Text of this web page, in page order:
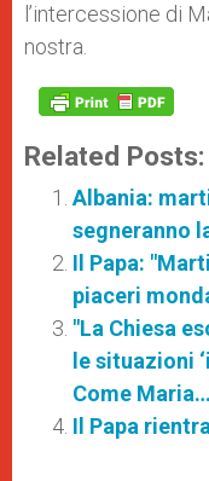
l’intercessione di
nostra.
Related Posts:
Albania:
segneranno
Il Papa:
piaceri
"La Chiesa
le situazioni
Come
Il Papa